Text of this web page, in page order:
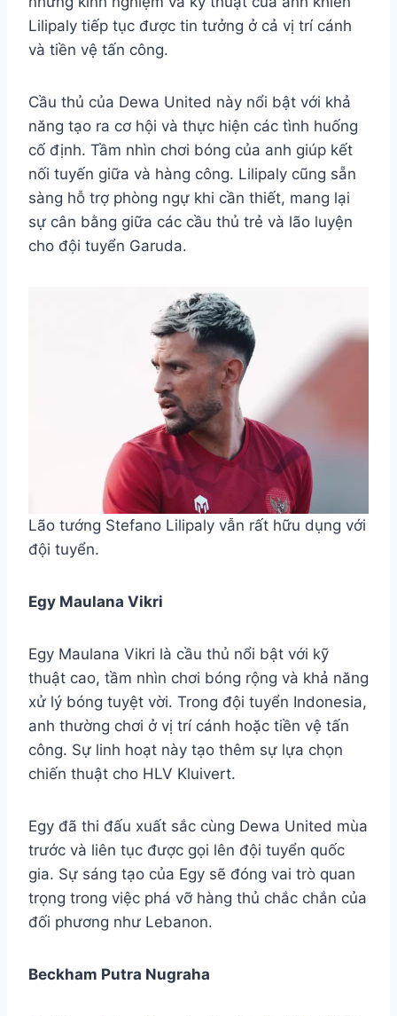
Lilipaly tiếp tục được tin tưởng ở cả vị trí cánh
và tiền vệ tấn công.
Cầu thủ của Dewa United này nổi bật với khả
năng tạo ra cơ hội và thực hiện các tình huống
cố định. Tầm nhìn chơi bóng của anh giúp kết
nối tuyến giữa và hàng công. Lilipaly cũng sẵn
sàng hỗ trợ phòng ngự khi cần thiết, mang lại
sự cân bằng giữa các cầu thủ trẻ và lão luyện
cho đội tuyển Garuda.
Lão tướng Stefano Lilipaly vẫn rất hữu dụng với
đội tuyển.
Egy Maulana Vikri
Egy Maulana Vikri là cầu thủ nổi bật với kỹ
thuật cao, tầm nhìn chơi bóng rộng và khả năng
xử lý bóng tuyệt vời. Trong đội tuyển Indonesia,
anh thường chơi ở vị trí cánh hoặc tiền vệ tấn
công. Sự linh hoạt này tạo thêm sự lựa chọn
chiến thuật cho HLV Kluivert.
Egy đã thi đấu xuất sắc cùng Dewa United mùa
trước và liên tục được gọi lên đội tuyển quốc
gia. Sự sáng tạo của Egy sẽ đóng vai trò quan
trọng trong việc phá vỡ hàng thủ chắc chắn của
đối phương như Lebanon.
Beckham Putra Nugraha